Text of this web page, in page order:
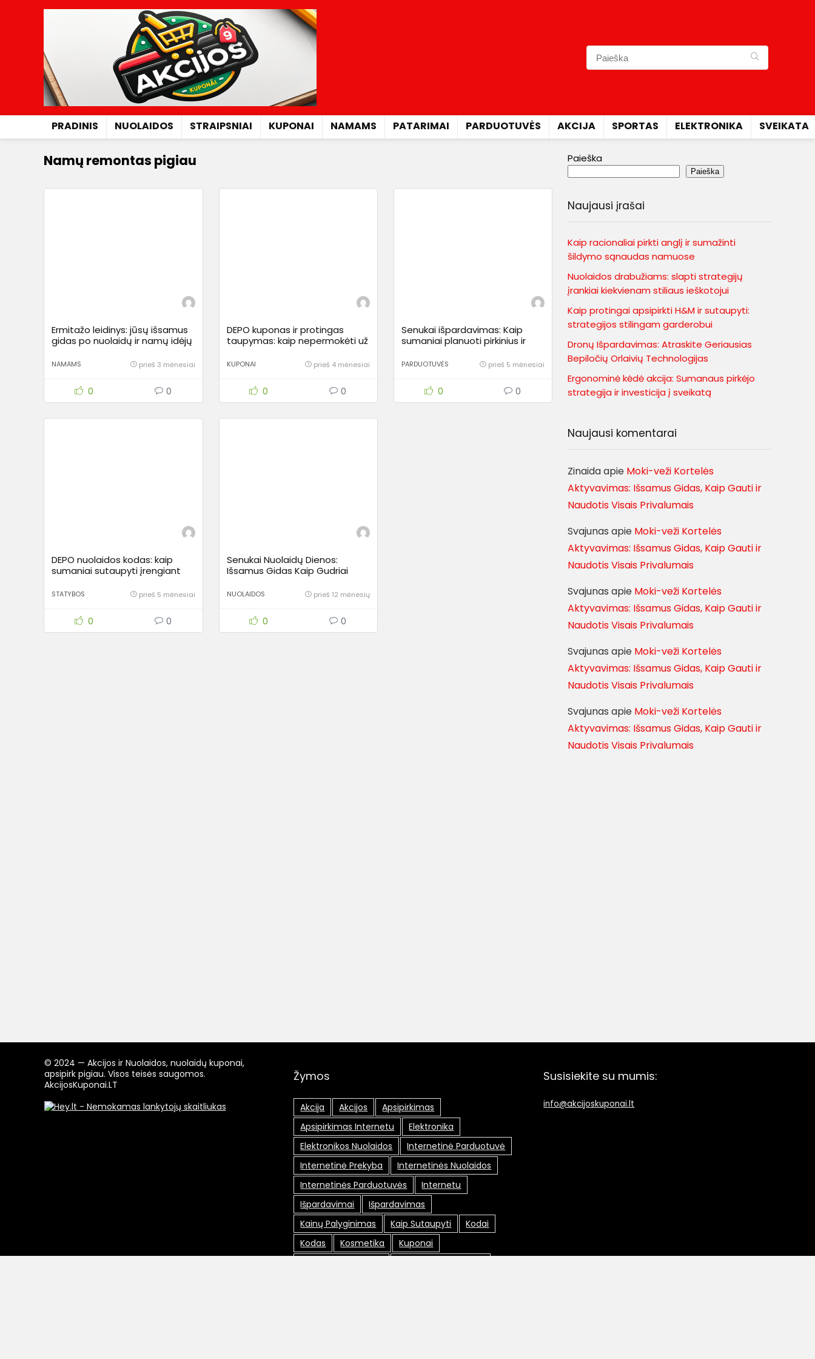
PRADINIS NUOLAIDOS STRAIPSNIAI KUPONAI NAMAMS PATARIMAI PARDUOTUVĖS AKCIJA SPORTAS ELEKTRONIKA SVEIKATA
Namų remontas pigiau
Ermitažo leidinys: jūsų išsamus
gidas po nuolaidų ir namų idėjų
NAMAMS prieš 3 mėnesiai
0 0
DEPO kuponas ir protingas
taupymas: kaip nepermokėti už
KUPONAI prieš 4 mėnesiai
0 0
Senukai išpardavimas: Kaip
sumaniai planuoti pirkinius ir
PARDUOTUVĖS prieš 5 mėnesiai
0 0
DEPO nuolaidos kodas: kaip
sumaniai sutaupyti įrengiant
STATYBOS prieš 5 mėnesiai
0 0
Senukai Nuolaidų Dienos:
Išsamus Gidas Kaip Gudriai
Pasiūlymuose
NUOLAIDOS prieš 12 mėnesių
0 0
Paieška
Paieška
Naujausi įrašai
Kaip racionaliai pirkti anglį ir sumažinti
šildymo sąnaudas namuose
Nuolaidos drabužiams: slapti strategijų
įrankiai kiekvienam stiliaus ieškotojui
Kaip protingai apsipirkti H&M ir sutaupyti:
strategijos stilingam garderobui
Dronų Išpardavimas: Atraskite Geriausias
Bepiločių Orlaivių Technologijas
Ergonominė kėdė akcija: Sumanaus pirkėjo
strategija ir investicija į sveikatą
Naujausi komentarai
Zinaidaapie Moki-veži Kortelės
Aktyvavimas: Išsamus Gidas, Kaip Gauti ir
Naudotis Visais Privalumais
Svajunas apie Moki-veži Kortelės
Aktyvavimas: Išsamus Gidas, Kaip Gauti ir
Naudotis Visais Privalumais
Svajunas apie Moki-veži Kortelės
Aktyvavimas: Išsamus Gidas, Kaip Gauti ir
Naudotis Visais Privalumais
Svajunas apie Moki-veži Kortelės
Aktyvavimas: Išsamus Gidas, Kaip Gauti ir
Naudotis Visais Privalumais
Svajunas apie Moki-veži Kortelės
Aktyvavimas: Išsamus Gidas, Kaip Gauti ir
Naudotis Visais Privalumais
© 2024 — Akcijos ir Nuolaidos, nuolaidų kuponai,
apsipirk pigiau. Visos teisės saugomos.
AkcijosKuponai.LT
Žymos
Akcija Akcijos
Apsipirkimas
Apsipirkimas Internetu
Elektronika
Elektronikos Nuolaidos
Internetinė Parduotuvė
Internetinė Prekyba
Internetinės Nuolaidos
Internetinės Parduotuvės
Internetu
Išpardavimai
Išpardavimas
Kainų Palyginimas
Kaip Sutaupyti
Kodai
Kodas
Kosmetika
Kuponai
Susisiekite su mumis:
info@akcijoskuponai.lt